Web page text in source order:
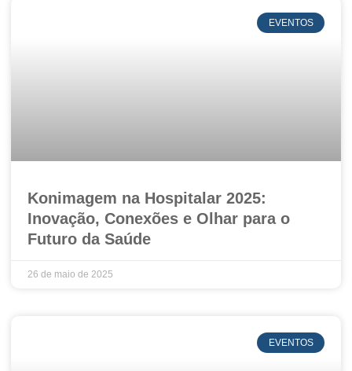
EVENTOS
Konimagem na Hospitalar 2025:
Inovação, Conexões e Olhar para o
Futuro da Saúde
26 de maio de 2025
EVENTOS